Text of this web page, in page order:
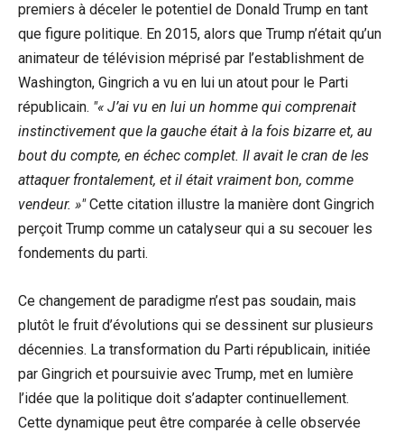
premiers à déceler le potentiel de Donald Trump en tant
que figure politique. En 2015, alors que Trump n’était qu’un
animateur de télévision méprisé par l’establishment de
Washington, Gingrich a vu en lui un atout pour le Parti
républicain. « J’ai vu en lui un homme qui comprenait
instinctivement que la gauche était à la fois bizarre et, au
bout du compte, en échec complet. Il avait le cran de les
attaquer frontalement, et il était vraiment bon, comme
vendeur. » Cette citation illustre la manière dont Gingrich
perçoit Trump comme un catalyseur qui a su secouer les
fondements du parti.
Ce changement de paradigme n’est pas soudain, mais
plutôt le fruit d’évolutions qui se dessinent sur plusieurs
décennies. La transformation du Parti républicain, initiée
par Gingrich et poursuivie avec Trump, met en lumière
l’idée que la politique doit s’adapter continuellement.
Cette dynamique peut être comparée à celle observée